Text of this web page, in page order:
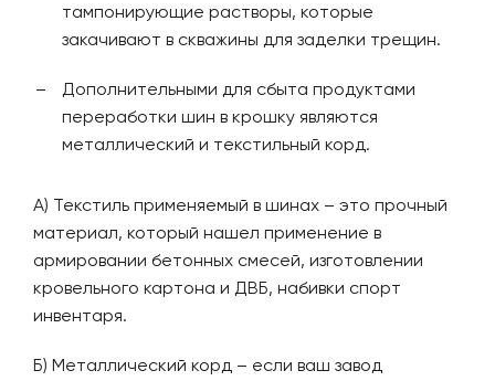
тампонирующие растворы, которые
закачивают в скважины для заделки трещин.
Дополнительными для сбыта продуктами
переработки шин в крошку являются
металлический и текстильный корд.
А) Текстиль применяемый в шинах – это прочный
материал, который нашел применение в
армировании бетонных смесей, изготовлении
кровельного картона и ДВБ, набивки спорт
инвентаря.
Б) Металлический корд – если ваш завод